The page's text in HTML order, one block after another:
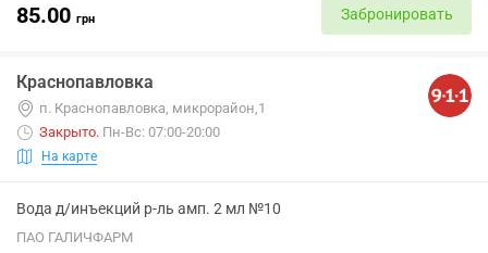
85.00 грн Забронировать
Краснопавловка
п. Краснопавловка, микрорайон,1
Закрыто. Пн-Вс: 07:00-20:00
На карте
Вода д/инъекций р-ль амп. 2 мл №10
ПАО ГАЛИЧФАРМ